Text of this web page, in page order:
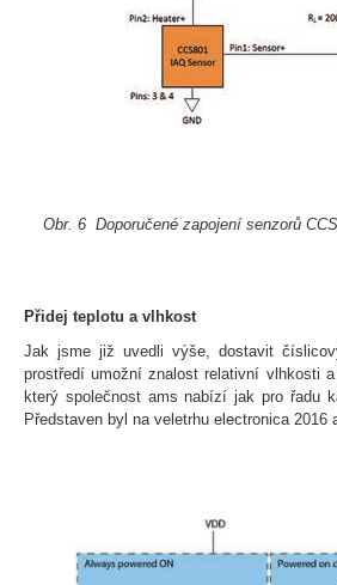
Obr. 6 Doporučené zapojení senzorů
Přidej teplotu a vlhkost
Jak jsme již uvedli výše, dostavit
prostředí umožní znalost relativní vlhkosti
který společnost ams nabízí jak pro řadu
Představen byl na veletrhu electronica